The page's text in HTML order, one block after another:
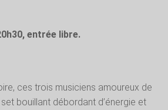
entrée libre.
ces trois musiciens amoureux de
bouillant débordant d’énergie et